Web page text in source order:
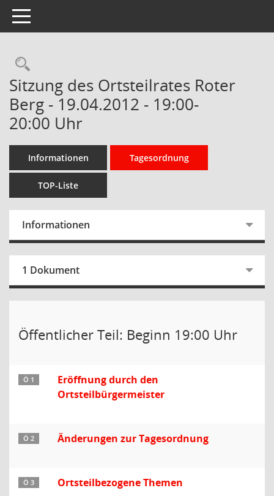
Toggle navigation
Rechercheauswahl
Sitzung des Ortsteilrates Roter
Berg - 19.04.2012 - 19:00-
20:00 Uhr
Informationen Tagesordnung
TOP-Liste
Informationen
1 Dokument
Öffentlicher Teil: Beginn 19:00 Uhr
Ö 1
Eröffnung durch den
Ortsteilbürgermeister
Ö 2 Änderungen zur Tagesordnung
Ö 3 Ortsteilbezogene Themen